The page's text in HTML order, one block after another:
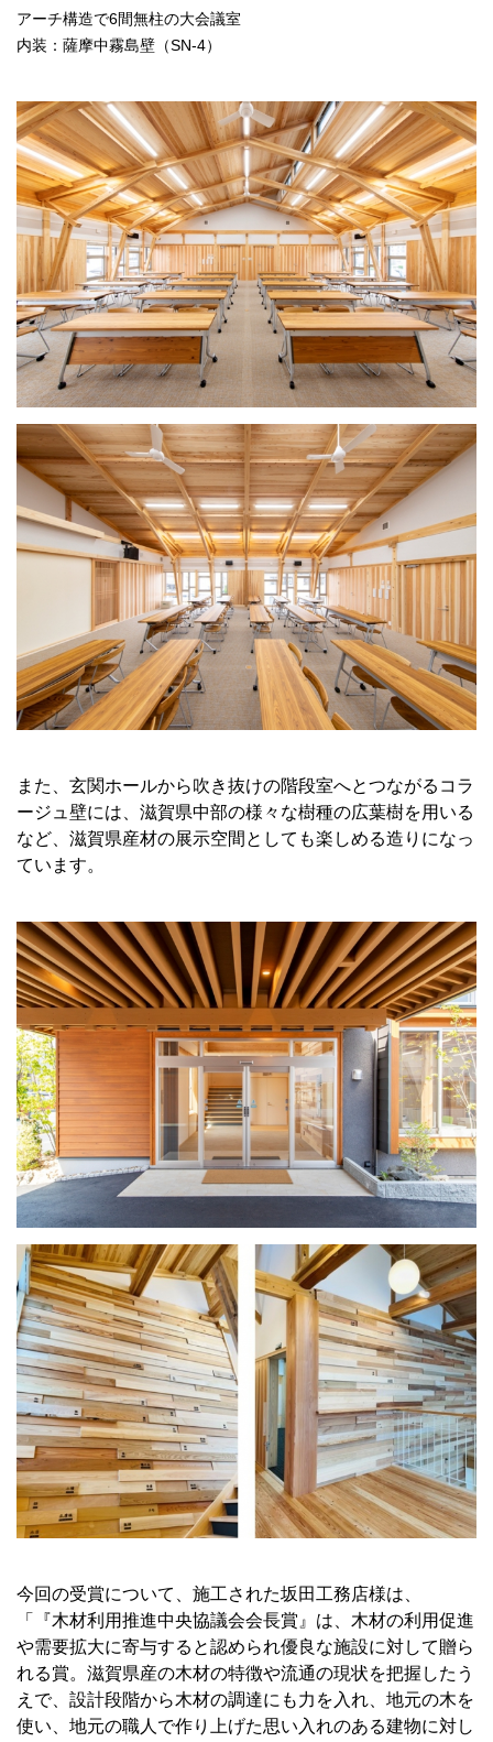
アーチ構造で6間無柱の大会議室
内装：薩摩中霧島壁（SN-4）
また、玄関ホールから吹き抜けの階段室へとつながるコラ
ージュ壁には、滋賀県中部の様々な樹種の広葉樹を用いる
など、滋賀県産材の展示空間としても楽しめる造りになっ
ています。
今回の受賞について、施工された坂田工務店様は、
「『木材利用推進中央協議会会長賞』は、木材の利用促進
や需要拡大に寄与すると認められ優良な施設に対して贈ら
れる賞。滋賀県産の木材の特徴や流通の現状を把握したう
えで、設計段階から木材の調達にも力を入れ、地元の木を
使い、地元の職人で作り上げた思い入れのある建物に対し